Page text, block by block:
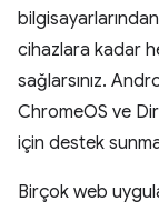
cihazlara kadar
sağlarsınız.
ChromeOS ve
için destek sunma
Birçok web